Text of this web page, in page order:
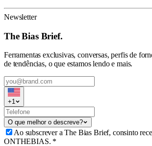
Newsletter
The Bias Brief.
Ferramentas exclusivas, conversas, perfis de
de tendências, o que estamos lendo e mais.
+1
O que melhor o descreve?
Ao subscrever a The Bias Brief, consinto
ONTHEBIAS. *